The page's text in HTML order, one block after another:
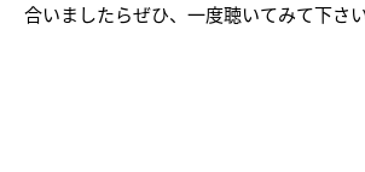
合いましたらぜひ、一度聴いてみて下さ